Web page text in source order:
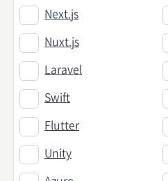
Next.js
Nuxt.js
Laravel
Swift
Flutter
Unity